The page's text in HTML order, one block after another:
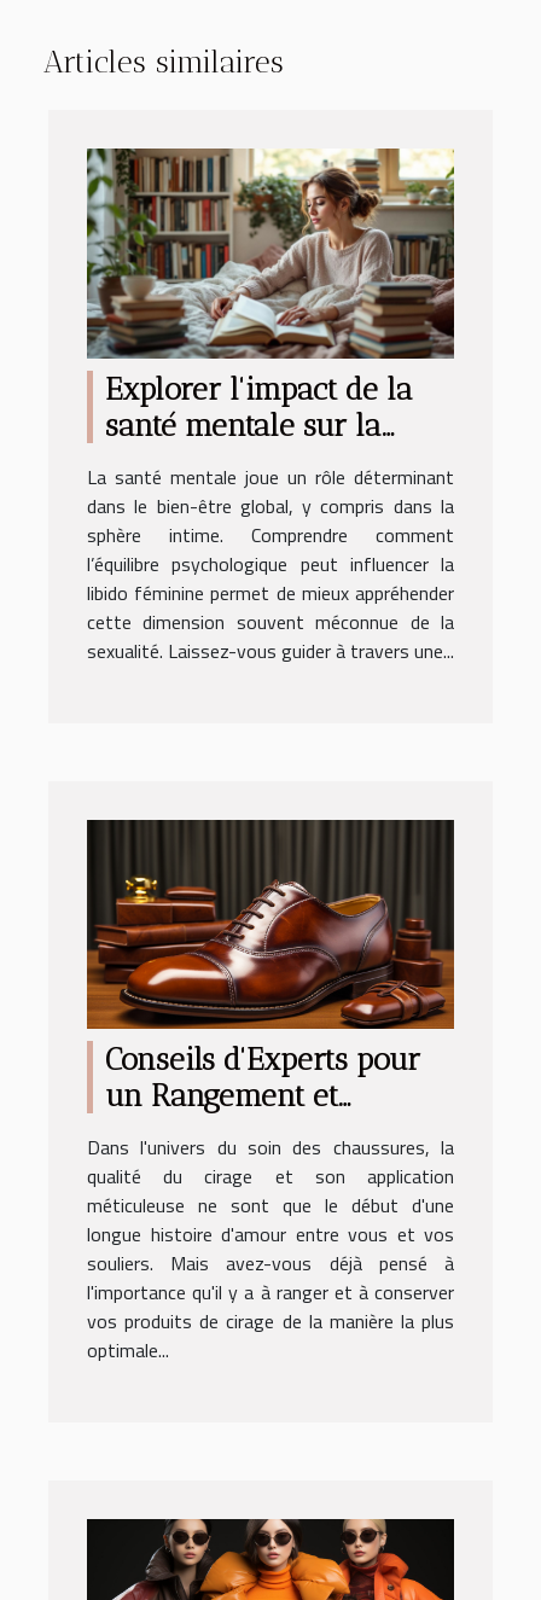
Articles similaires
Explorer l'impact de la
santé mentale sur la
libido féminine
La santé mentale joue un rôle déterminant
dans le bien-être global, y compris dans la
sphère intime. Comprendre comment
l’équilibre psychologique peut influencer la
libido féminine permet de mieux appréhender
cette dimension souvent méconnue de la
sexualité. Laissez-vous guider à travers une...
Conseils d'Experts pour
un Rangement et
Conservation Optimaux
de vos Produits de Cirage
Dans l'univers du soin des chaussures, la
qualité du cirage et son application
méticuleuse ne sont que le début d'une
longue histoire d'amour entre vous et vos
souliers. Mais avez-vous déjà pensé à
l'importance qu'il y a à ranger et à conserver
vos produits de cirage de la manière la plus
optimale...